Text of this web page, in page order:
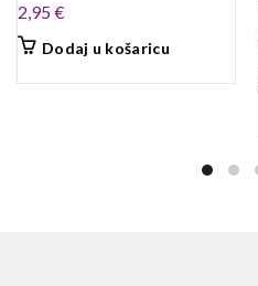
2,95€
Dodaj u košaricu